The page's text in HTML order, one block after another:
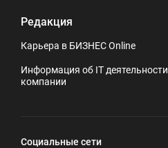
Редакция
Карьера в БИЗНЕС Online
Информация об IT деятельности
компании
Социальные сети